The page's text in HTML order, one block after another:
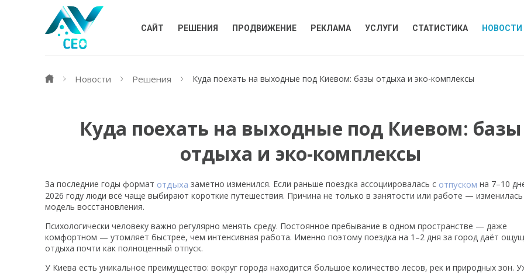
САЙТ РЕШЕНИЯ ПРОДВИЖЕНИЕ РЕКЛАМА УСЛУГИ СТАТИСТИКА НОВОСТИ
Новости Решения Куда поехать на выходные под Киевом: базы отдыха и эко-комплексы
Куда поехать на выходные под Киевом: базы
отдыха и эко-комплексы
За последние годы формат отдыха заметно изменился. Если раньше поездка ассоциировалась с отпуском на 7–10
2026 году люди всё чаще выбирают короткие путешествия. Причина не только в занятости или работе —
модель восстановления.
Психологически человеку важно регулярно менять среду. Постоянное пребывание в одном пространстве — даже
комфортном — утомляет быстрее, чем интенсивная работа. Именно поэтому поездка на 1–2 дня за город даёт
отдыха почти как полноценный отпуск.
У Киева есть уникальное преимущество: вокруг города находится большое количество лесов, рек и природных зон.